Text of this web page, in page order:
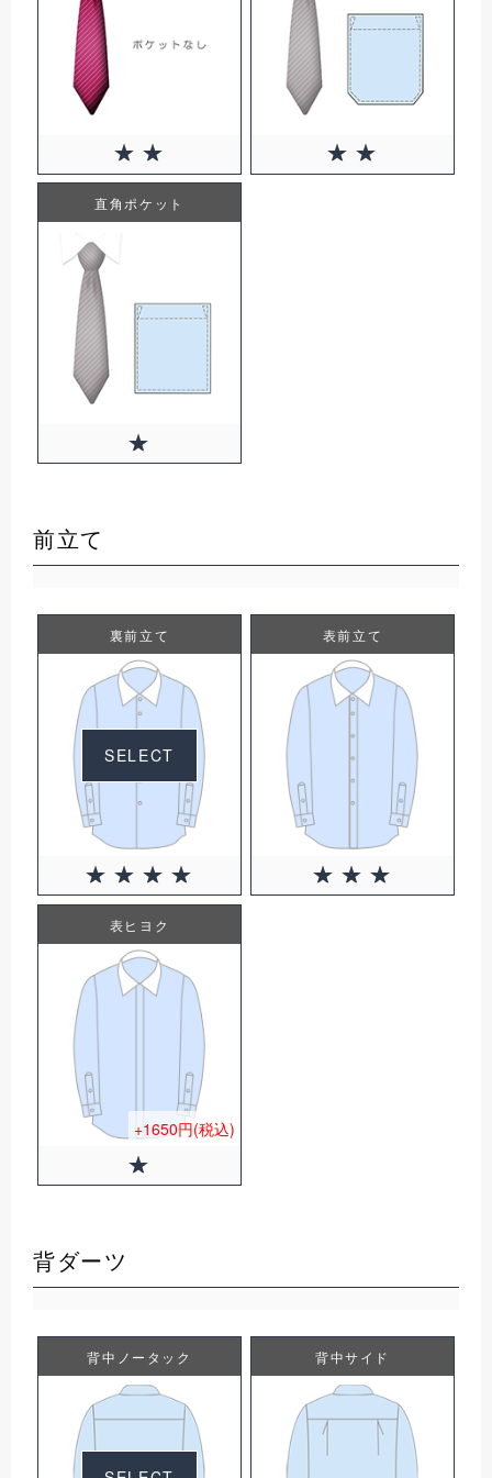
直角ポケット
前立て
裏前立て
SELECT
表前立て
表ヒヨク
+1650円(税込)
背ダーツ
背中ノータック 背中サイド